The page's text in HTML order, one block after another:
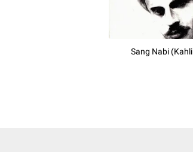
Sang Nabi